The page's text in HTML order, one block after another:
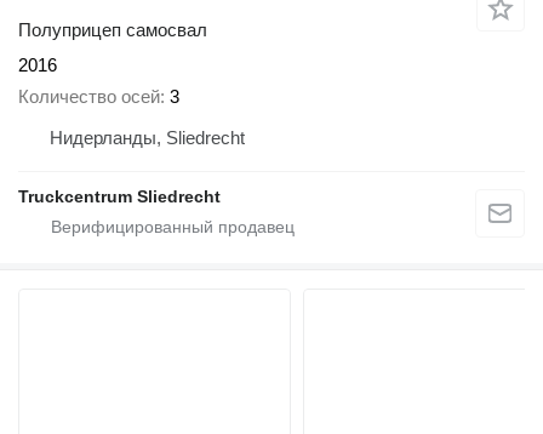
Полуприцеп самосвал
2016
Количество осей 3
Нидерланды, Sliedrecht
Truckcentrum Sliedrecht